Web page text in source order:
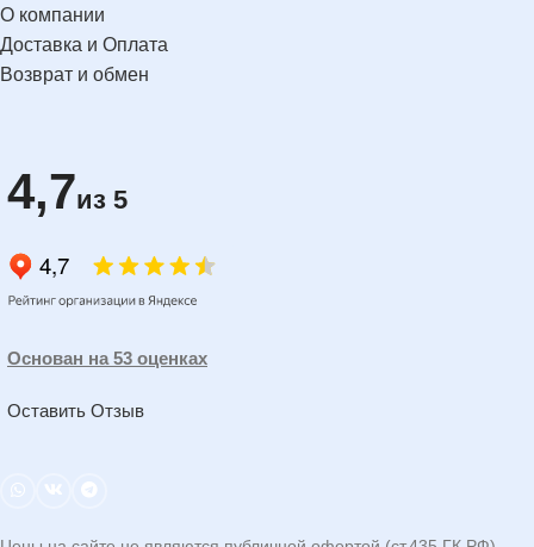
О компании
Доставка и Оплата
Возврат и обмен
4,7из 5
Основан на 53 оценках
Оставить Отзыв